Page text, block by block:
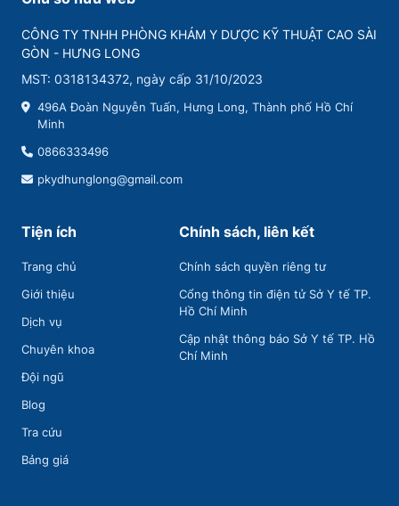
CÔNG TY TNHH PHÒNG KHÁM Y DƯỢC KỸ THUẬT CAO SÀI
GÒN - HƯNG LONG
MST: 0318134372, ngày cấp 31/10/2023
496A Đoàn Nguyễn Tuấn, Hưng Long, Thành phố Hồ Chí
Minh
0866333496
pkydhunglong@gmail.com
Tiện ích
Trang chủ
Giới thiệu
Dịch vụ
Chuyên khoa
Đội ngũ
Blog
Tra cứu
Bảng giá
Chính sách, liên kết
Chính sách quyền riêng tư
Cổng thông tin điện tử Sở Y tế TP.
Hồ Chí Minh
Cập nhật thông báo Sở Y tế TP. Hồ
Chí Minh